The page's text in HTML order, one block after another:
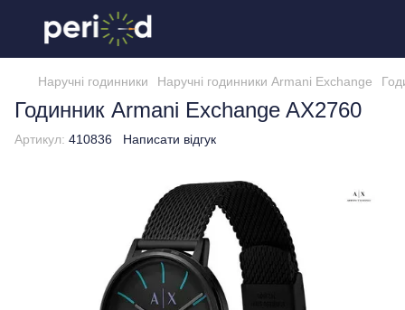
Наручні годинники Наручні годинники Armani Exchange
Годинник Armani Exchange AX2760
Артикул: 410836 Написати відгук